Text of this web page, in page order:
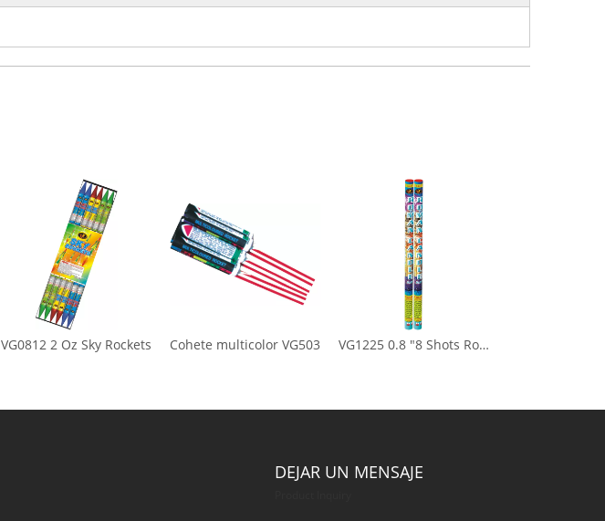
VG0812 2 Oz Sky Rockets Cohete multicolor VG503 VG1225 0.8 "8 Shots Roman Velle
DEJAR UN MENSAJE